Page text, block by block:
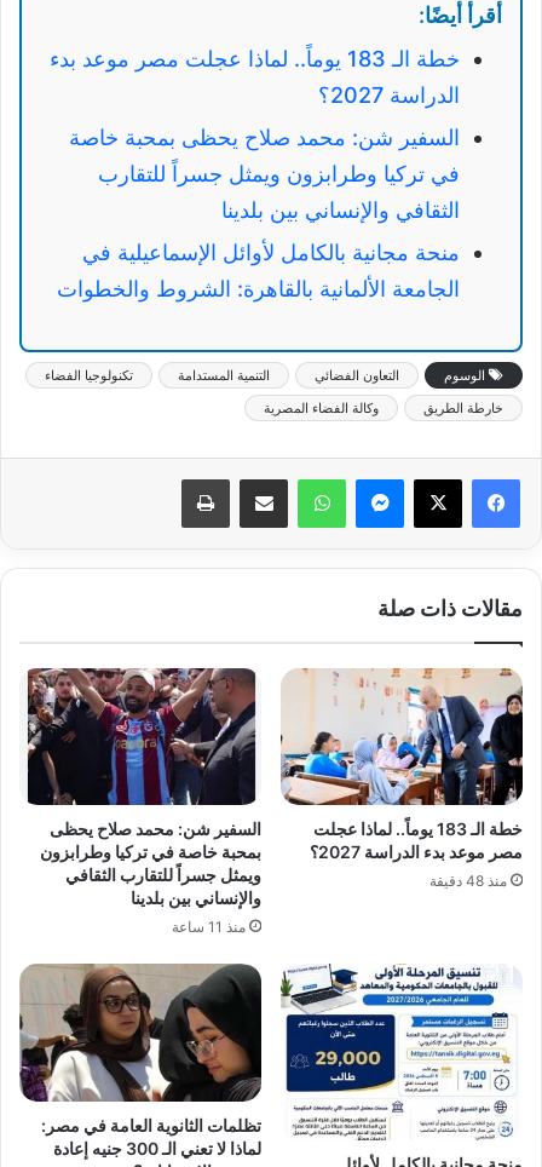
أقرأ أيضًا:
خطة الـ 183 يوماً.. لماذا عجلت مصر موعد بدء
الدراسة 2027؟
السفير شن: محمد صلاح يحظى بمحبة خاصة
في تركيا وطرابزون ويمثل جسراً للتقارب
الثقافي والإنساني بين بلدينا
منحة مجانية بالكامل لأوائل الإسماعيلية في
الجامعة الألمانية بالقاهرة: الشروط والخطوات
الوسوم التعاون الفضائي التنمية المستدامة
تكنولوجيا الفضاء
خارطة الطريق
وكالة الفضاء المصرية
ماسنجر واتساب مشاركة عبر البريد طباعة
مقالات ذات صلة
خطة الـ 183 يوماً.. لماذا عجلت
مصر موعد بدء الدراسة 2027؟
منذ 48 دقيقة
السفير شن: محمد صلاح يحظى
بمحبة خاصة في تركيا وطرابزون
ويمثل جسراً للتقارب الثقافي
والإنساني بين بلدينا
منذ 11 ساعة
تظلمات الثانوية العامة في مصر:
لماذا لا تعني الـ 300 جنيه إعادة